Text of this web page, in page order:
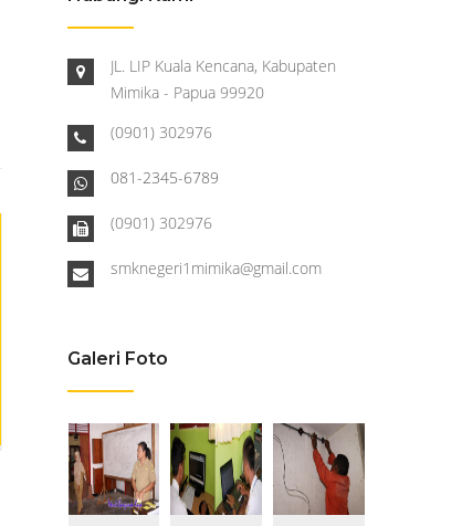
JL. LIP Kuala Kencana, Kabupaten
Mimika - Papua 99920
(0901) 302976
081-2345-6789
(0901) 302976
smknegeri1mimika@gmail.com
Galeri Foto